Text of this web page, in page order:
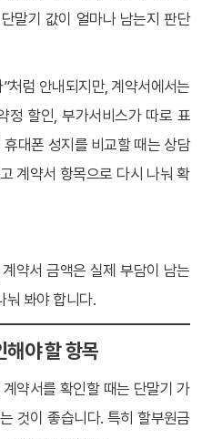
말기 값이 얼마나 남는지 판단
처럼 안내되지만, 계약서에서는
정 할인, 부가서비스가 따로 표
대폰 성지를 비교할 때는 상담
계약서 항목으로 다시 나눠 확
약서 금액은 실제 부담이 남는
눠 봐야 합니다.
해야 할 항목
약서를 확인할 때는 단말기 가
것이 좋습니다. 특히 할부원금